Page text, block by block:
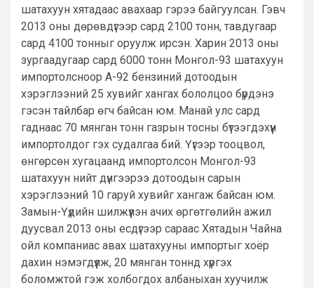
шатахуун хятадаас авахаар гэрээ байгуулсан. Гэвч
2013 оны дөрөвдүгээр сард 2100 тонн, тавдугаар
сард 4100 тонныг оруулж ирсэн. Харин 2013 оны
зургаадугаар сард 6000 тонн Монгол-93 шатахуун
импортолсноор А-92 бензиний дотоодын
хэрэглээний 25 хувийг хангах бололцоо бүрдэнэ
гэсэн тайлбар өгч байсан юм. Манай улс сард
гаднаас 70 мянган тонн газрын тосны бүтээгдэхүүн
импортолдог гэх судалгаа бий. Үүгээр тооцвол,
өнгөрсөн хугацаанд импортолсон Монгол-93
шатахуун нийт дүнгээрээ дотоодын сарын
хэрэглээний 10 гаруй хувийг хангаж байсан юм.
Замын-Үүдийн шилжүүлэн ачих өргөтгөлийн ажил
дуусвал 2013 оны есдүгээр сараас Хятадын Чайна
ойл компаниас авах шатахууны импортыг хоёр
дахин нэмэгдүүлж, 20 мянган тоннд хүргэх
боломжтой гэж холбогдох албаныхан хуучилж